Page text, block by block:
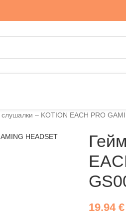
– KOTION EACH PRO
19.94 €